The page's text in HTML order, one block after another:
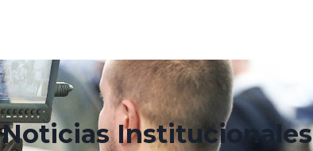
Noticias Institucionales